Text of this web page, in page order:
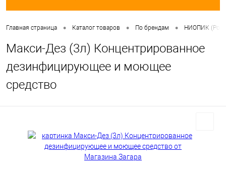
Главная страница • Каталог товаров • По брендам • НИОПИК
Макси-Дез (3л) Концентрированное
дезинфицирующее и моющее
средство